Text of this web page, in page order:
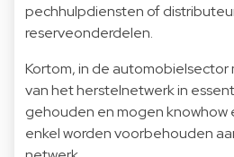
pechhulpdiensten of
reserveonderdelen.
Kortom, in de
van het herstelnetwerk in
gehouden en mogen knowhow
enkel worden voorbehouden